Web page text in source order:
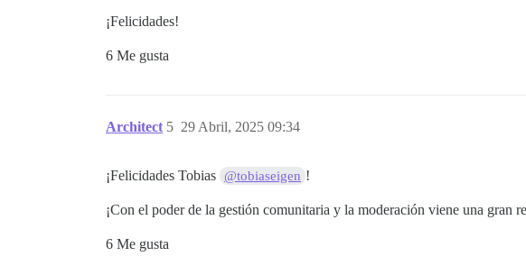
¡Felicidades!
6 Me gusta
Architect 29 Abril, 2025 09:34
5
¡Felicidades Tobias @tobiaseigen !
¡Con el poder de la gestión comunitaria y la moderación viene una gran
6 Me gusta